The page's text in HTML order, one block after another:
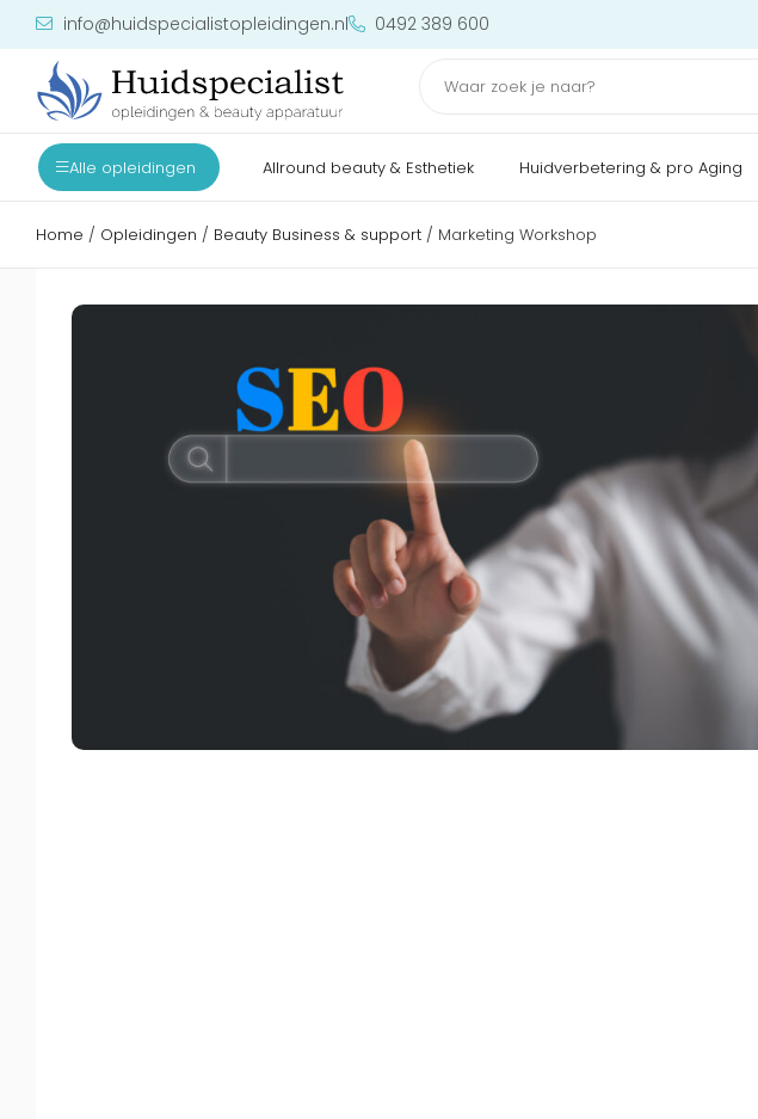
info@huidspecialistopleidingen.nl 0492 389 600
Alle opleidingen Allround beauty & Esthetiek Huidverbetering & pro Aging
Home / Opleidingen / Beauty Business & support / Marketing Workshop